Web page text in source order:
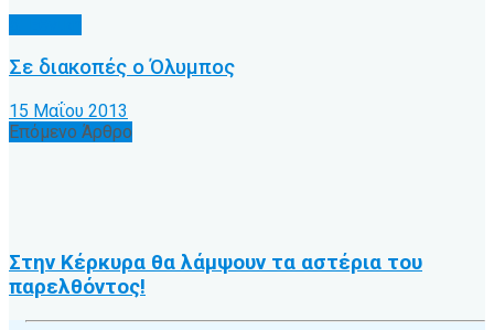
Σε διακοπές ο Όλυμπος
15 Μαΐου 2013
Επόμενο Άρθρο
Στην Κέρκυρα θα λάμψουν τα αστέρια του
παρελθόντος!